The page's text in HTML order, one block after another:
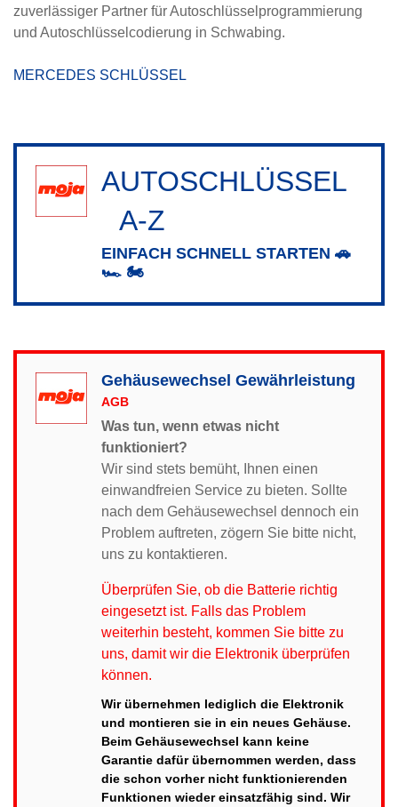
zuverlässiger Partner für Autoschlüsselprogrammierung
und Autoschlüsselcodierung in Schwabing.
MERCEDES SCHLÜSSEL
AUTOSCHLÜSSEL
A-Z
EINFACH SCHNELL STARTEN 🚗
🏎️ 🏍️
Gehäusewechsel Gewährleistung
AGB
Was tun, wenn etwas nicht
funktioniert?
Wir sind stets bemüht, Ihnen einen
einwandfreien Service zu bieten. Sollte
nach dem Gehäusewechsel dennoch ein
Problem auftreten, zögern Sie bitte nicht,
uns zu kontaktieren.
Überprüfen Sie, ob die Batterie richtig
eingesetzt ist. Falls das Problem
weiterhin besteht, kommen Sie bitte zu
uns, damit wir die Elektronik überprüfen
können.
Wir übernehmen lediglich die Elektronik
und montieren sie in ein neues Gehäuse.
Beim Gehäusewechsel kann keine
Garantie dafür übernommen werden, dass
die schon vorher nicht funktionierenden
Funktionen wieder einsatzfähig sind. Wir